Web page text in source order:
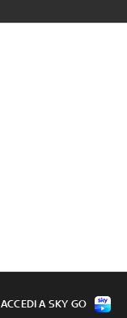
ACCEDI A SKY GO